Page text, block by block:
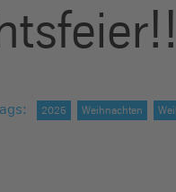
: 2025 Weihnachten